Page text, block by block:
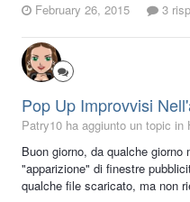
February 26, 2015
3
Pop Up Improvvisi
Patry10 ha aggiunto un topic in
Buon giorno, da qualche
"apparizione" di finestre
qualche file scaricato, ma non